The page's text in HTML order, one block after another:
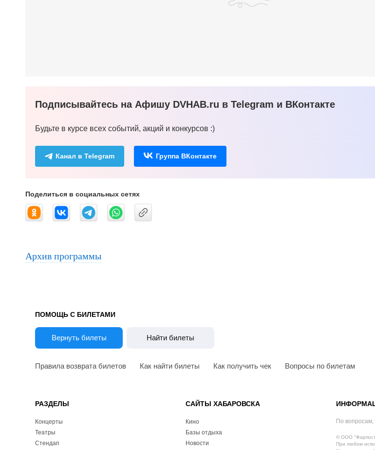
Подписывайтесь на Афишу DVHAB.ru в Telegram и ВКонтакте
Будьте в курсе всех событий, акций и конкурсов :)
Канал в Telegram Группа ВКонтакте
Поделиться в социальных сетях
Архив программы
ПОМОЩЬ С БИЛЕТАМИ
Вернуть билеты Найти билеты
Правила возврата билетов Как найти билеты Как получить чек Вопросы по билетам
РАЗДЕЛЫ
Концерты
Театры
Стендап
САЙТЫ ХАБАРОВСКА
Кино
Базы отдыха
Новости
По
© ООО
При любом